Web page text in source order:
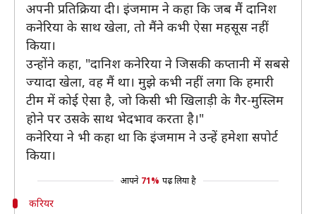
अपनी प्रतिक्रिया दी। इंजमाम ने कहा कि जब मैं दानिश
कनेरिया के साथ खेला, तो मैंने कभी ऐसा महसूस नहीं
किया।
उन्होंने कहा, "दानिश कनेरिया ने जिसकी कप्तानी में सबसे
ज्यादा खेला, वह मैं था। मुझे कभी नहीं लगा कि हमारी
टीम में कोई ऐसा है, जो किसी भी खिलाड़ी के गैर-मुस्लिम
होने पर उसके साथ भेदभाव करता है।"
कनेरिया ने भी कहा था कि इंजमाम ने उन्हें हमेशा सपोर्ट
किया।
आपने 71% पढ़ लिया है
करियर